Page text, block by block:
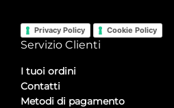
Privacy Policy Cookie Policy
Servizio Clienti
I tuoi ordini
Contatti
Metodi di pagamento